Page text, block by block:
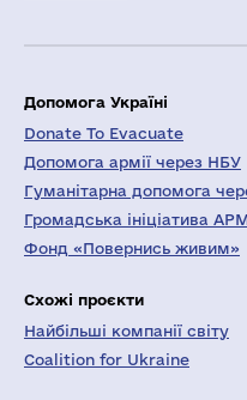
Допомога Україні
Donate To Evacuate
Допомога армії через НБУ
Гуманітарна допомога
Громадська ініціатива
Фонд «Повернись живим»
Схожі проєкти
Найбільші компанії світу
Coalition for Ukraine